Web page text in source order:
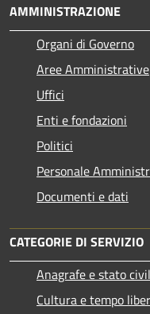
AMMINISTRAZIONE
Organi di Governo
Aree Amministrative
Uffici
Enti e fondazioni
Politici
Personale
Documenti e dati
CATEGORIE DI SERVIZIO
Anagrafe e stato
Cultura e tempo